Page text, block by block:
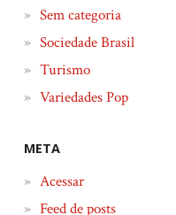
Sem categoria
Sociedade Brasil
Turismo
Variedades Pop
META
Acessar
Feed de posts